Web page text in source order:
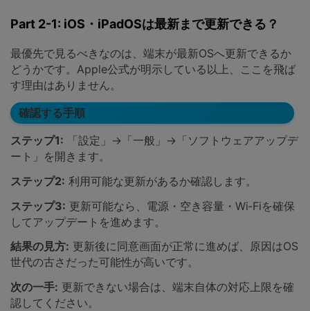
Part 2-1: iOS・iPadOSは最新まで更新できる？
最優先で見るべきなのは、端末が最新OSへ更新できるか
どうかです。Apple公式が明示している以上、ここを飛ば
す理由はありません。
確認する手順
ステップ1: 「設定」→「一般」→「ソフトウェアアップデ
ート」を開きます。
ステップ2: 利用可能な更新があるか確認します。
ステップ3: 更新可能なら、電源・空き容量・Wi‑Fiを確保
してアップデートを進めます。
結果の見方: 更新後に同意画面が正常に進めば、原因はOS
世代の古さだった可能性が高いです。
次の一手: 更新できない場合は、端末自体の対応上限を確
認してください。